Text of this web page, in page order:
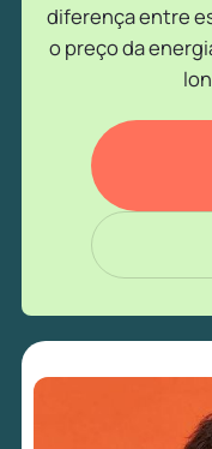
diferença entre
o preço da